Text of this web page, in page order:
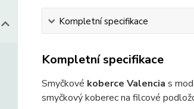
Kompletní specifikace
Kompletní specifikace
Smyčkové koberce Valencia s
smyčkový koberec na filcové